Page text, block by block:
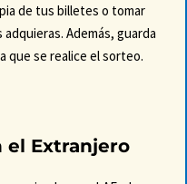
de tus billetes o tomar
Además, guarda
que se realice el sorteo.
el Extranjero